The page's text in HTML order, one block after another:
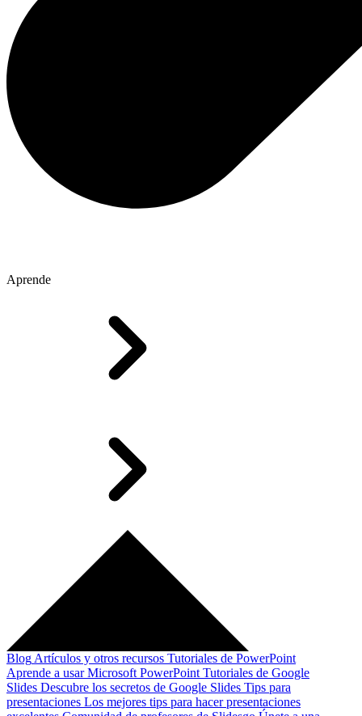
Aprende
Blog Artículos y otros recursos Tutoriales de PowerPoint
Aprende a usar Microsoft PowerPoint Tutoriales de Google
Slides Descubre los secretos de Google Slides Tips para
presentaciones Los mejores tips para hacer presentaciones